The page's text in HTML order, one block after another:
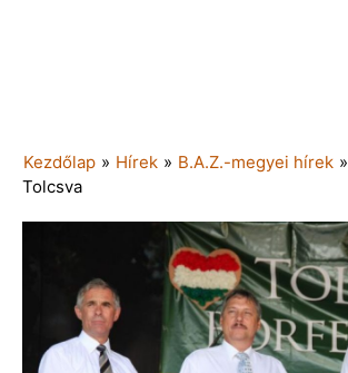
Kezdőlap » Hírek » B.A.Z.-megyei hírek »
Tolcsva